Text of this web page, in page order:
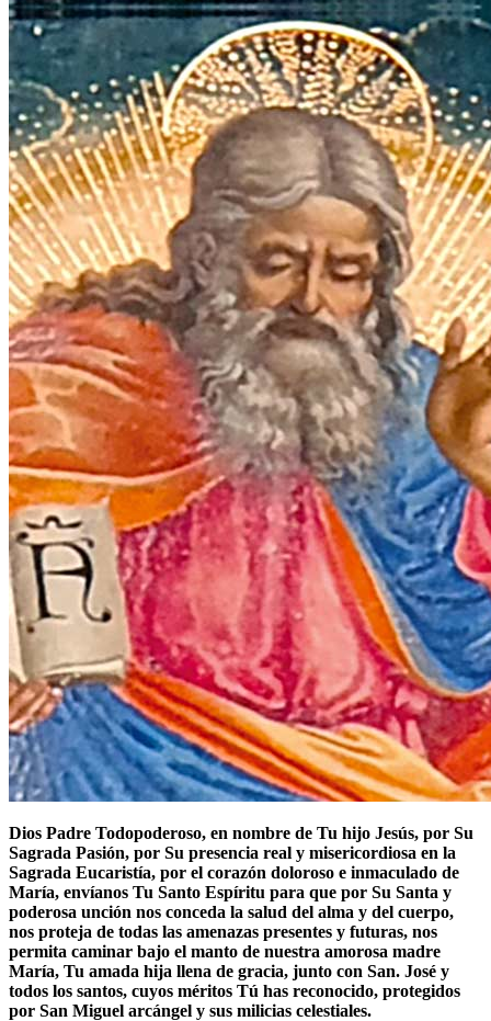
Dios Padre Todopoderoso, en nombre de Tu hijo Jesús, por Su
Sagrada Pasión, por Su presencia real y misericordiosa en la
Sagrada Eucaristía, por el corazón doloroso e inmaculado de
María, envíanos Tu Santo Espíritu para que por Su Santa y
poderosa unción nos conceda la salud del alma y del cuerpo,
nos proteja de todas las amenazas presentes y futuras, nos
permita caminar bajo el manto de nuestra amorosa madre
María, Tu amada hija llena de gracia, junto con San. José y
todos los santos, cuyos méritos Tú has reconocido, protegidos
por San Miguel arcángel y sus milicias celestiales.